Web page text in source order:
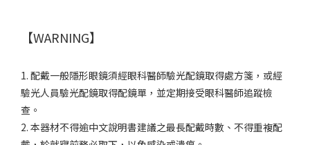
【WARNING】
1. 配戴一般隱形眼鏡須經眼科醫師驗光配鏡取得處方箋，或經
驗光人員驗光配鏡取得配鏡單，並定期接受眼科醫師追蹤檢
查。
2. 本器材不得逾中文說明書建議之最長配戴時數、不得重複配